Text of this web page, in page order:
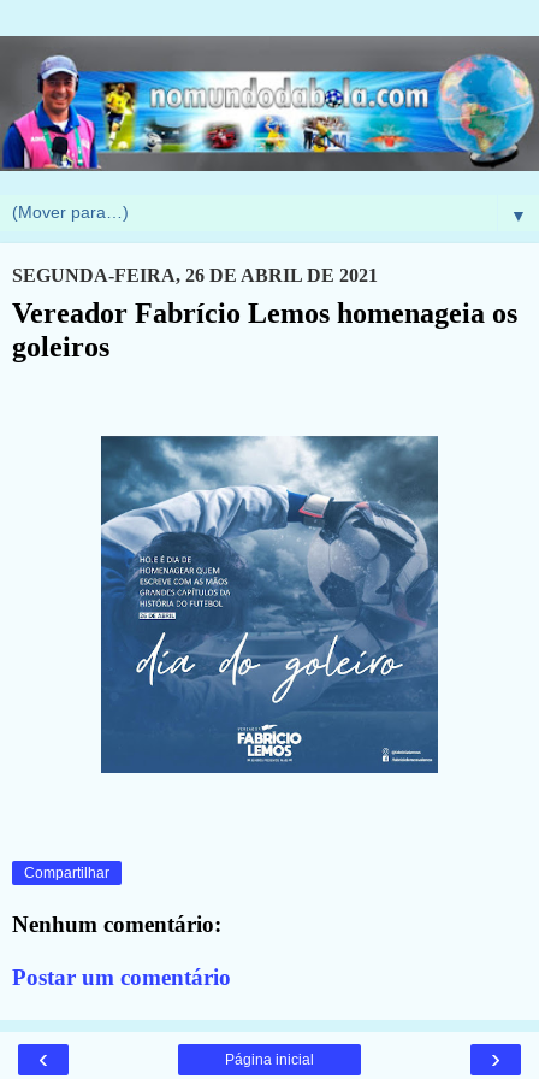
▼
SEGUNDA-FEIRA, 26 DE ABRIL DE 2021
Vereador Fabrício Lemos homenageia os
goleiros
Compartilhar
Nenhum comentário:
Postar um comentário
‹ ›
Página inicial